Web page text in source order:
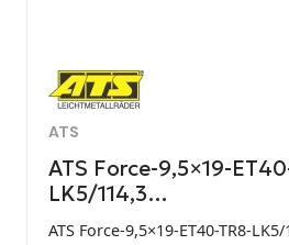
ATS
ATS Force-9,5×19-
LK5/114,3…
ATS Force-9,5×19-ET40-TR8-